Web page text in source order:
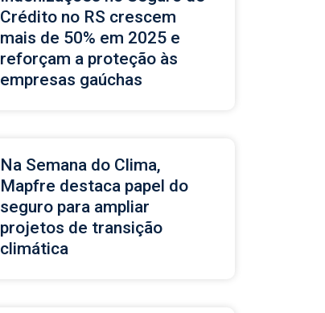
Crédito no RS crescem
mais de 50% em 2025 e
reforçam a proteção às
empresas gaúchas
Na Semana do Clima,
Mapfre destaca papel do
seguro para ampliar
projetos de transição
climática